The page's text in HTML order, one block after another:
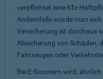
verpflichtet eine Kfz-
Andernfalls würde man
Versicherung ist durchaus
Absicherung von Schäden,
Fahrzeugen oder
Bei E-Scootern wird,